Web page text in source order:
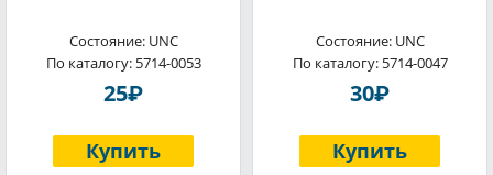
Состояние: UNC
По каталогу: 5714-0053
25P
Купить
Состояние: UNC
По каталогу: 5714-0047
30P
Купить